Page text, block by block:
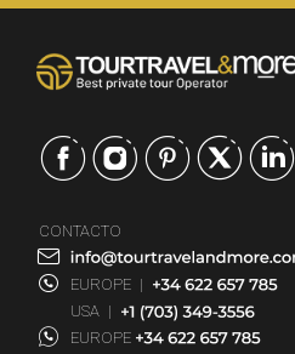
CONTACTO
EUROPE |
USA |
EUROPE